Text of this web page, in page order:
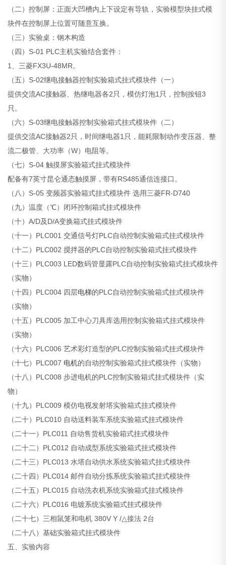
（二）控制屏：正面大凹槽内上下设定有导轨，实验模型块挂式模
块件在控制屏上位置可随意互换。
（三）实验桌：钢木构造
（四）S-01 PLC主机实验结合套件：
1、三菱FX3U-48MR。
（五）S-02继电接触器控制实验箱式挂式模块件（一）
提供交流AC接触器、热继电器各2只，模仿灯泡1只，控制按钮3
只。
（六）S-03继电接触器控制实验箱式挂式模块件（二）
提供交流AC接触器2只，时间继电器1只，能耗限制动作变压器、整
流二极管、大功率（W）电阻等。
（七）S-04 触摸屏实验箱式挂式模块件
配备有7英寸昆仑通态触摸屏，带有RS485通信连接口。
（八）S-05 变频器实验箱式挂式模块件 选用三菱FR-D740
（九）温度（℃）闭环控制箱式挂式模块件
（十）A/D及D/A变换箱式挂式模块件
（十一）PLC001 交通信号灯PLC自动控制实验箱式挂式模块件
（十二）PLC002 搅拌器的PLC自动控制实验箱式挂式模块件
（十三）PLC003 LED数码管显露PLC自动控制实验箱式挂式模块件
（实物）
（十四）PLC004 四层电梯的PLC自动控制实验箱式挂式模块件
（实物）
（十五）PLC005 加工中心刀具库选用控制实验箱式挂式模块件
（实物）
（十六）PLC006 艺术彩灯造型的PLC控制实验箱式挂式模块件
（十七）PLC007 电机的自动控制实验箱式挂式模块件（实物）
（十八）PLC008 步进电机的PLC控制实验箱式挂式模块件（实
物）
（十九）PLC009 模仿电视发射塔实验箱式挂式模块件
（二十）PLC010 自动送料装车系统实验箱式挂式模块件
（二十一）PLC011 自动售货机实验箱式挂式模块件
（二十二）PLC012 自动成型系统实验箱式挂式模块件
（二十三）PLC013 水塔自动供水系统实验箱式挂式模块件
（二十四）PLC014 邮件自动分拣系统实验箱式挂式模块件
（二十五）PLC015 自动洗衣机系统实验箱式挂式模块件
（二十六）PLC016 电镀系统实验箱式挂式模块件
（二十七）三相鼠笼和电机 380V Y /△接法 2台
（二十八）基础实验箱式挂式模块件
五、实验内容